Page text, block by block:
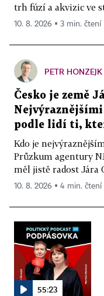
trh fúzí a akvizic ve
10. 8. 2026 ▪ 3 min. čtení
PETR HONZEJK
Česko je země
podle lidí ti,
Kdo je
Průzkum agentury
měl jistě radost Jára
10. 8. 2026 ▪ 4 min. čtení
55:23